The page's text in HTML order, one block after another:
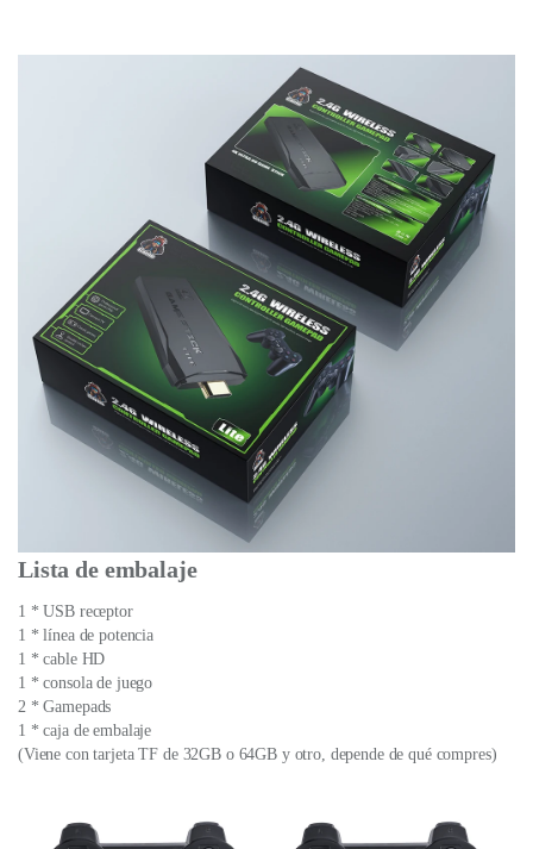
Lista de embalaje
1 * USB receptor
1 * línea de potencia
1 * cable HD
1 * consola de juego
2 * Gamepads
1 * caja de embalaje
(Viene con tarjeta TF de 32GB o 64GB y otro, depende de qué compres)